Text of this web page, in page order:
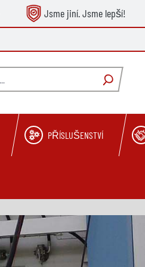
Jsme jiní. Jsme lepší!
PŘÍSLUŠENSTVÍ